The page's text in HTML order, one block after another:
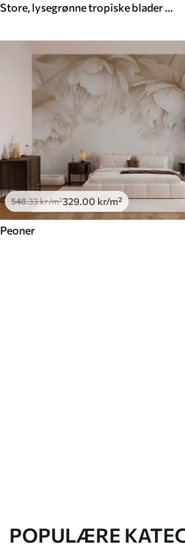
Store, lysegrønne tropiske blader med myke pastellfarger og strukturert kunst
548.33kr/m²329 .00 kr/m²
Peoner
POPULÆRE